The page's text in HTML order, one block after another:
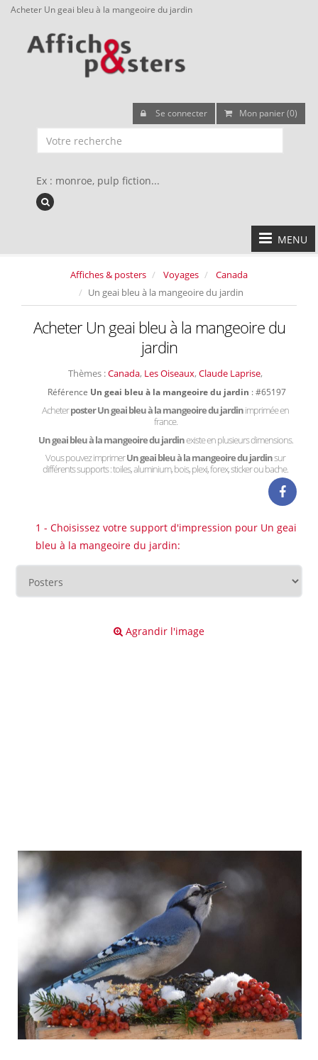
Acheter Un geai bleu à la mangeoire du jardin
Se connecter Mon panier (0)
Ex : monroe, pulp fiction...
MENU
Affiches & posters Voyages
Canada
Un geai bleu à la mangeoire du jardin
Acheter Un geai bleu à la mangeoire du
jardin
Thèmes :Canada, Les Oiseaux, Claude Laprise,
Référence Un geai bleu à la mangeoire du jardin : #65197
Acheterposter Un geai bleu à la mangeoire du jardinimprimée en
france.
Un geai bleu à la mangeoire du jardinexiste en plusieurs dimensions.
Vous pouvez imprimerUn geai bleu à la mangeoire du jardinsur
différents supports : toiles, aluminium, bois, plexi, forex, sticker ou bache.
1 - Choisissez votre support d'impression pour Un geai
bleu à la mangeoire du jardin:
Agrandir l'image